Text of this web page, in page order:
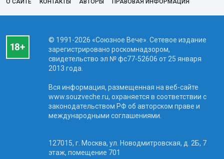
© 1991-2026 «Союзное Вече». Сетевое издание
зарегистрировано роскомнадзором,
свидетельство эл № фc77-52606 от 25 января
2013 года.
Вся информация, размещенная на веб-сайте
www.souzveche.ru, охраняется в соответствии с
законодательством РФ об авторском праве и
международными соглашениями.
127015, г. Москва, ул. Новодмитровская, д. 2Б, 7
этаж, помещение 701